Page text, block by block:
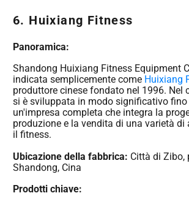
6. Huixiang Fitness
Panoramica:
Shandong Huixiang Fitness Equipment
indicata semplicemente come Huixiang
produttore cinese fondato nel 1996. Nel
si è sviluppata in modo significativo fino
un'impresa completa che integra la
produzione e la vendita di una varietà di
il fitness.
Ubicazione della fabbrica: Città di Zibo,
Shandong, Cina
Prodotti chiave: